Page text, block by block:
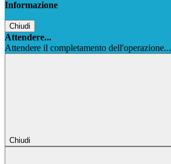
Informazione
Chiudi
Attendere...
Attendere il completamento dell'operazione...
Chiudi